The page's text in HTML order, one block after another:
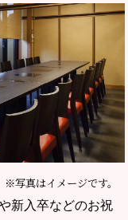
※写真はイメージです。
新入卒などのお祝